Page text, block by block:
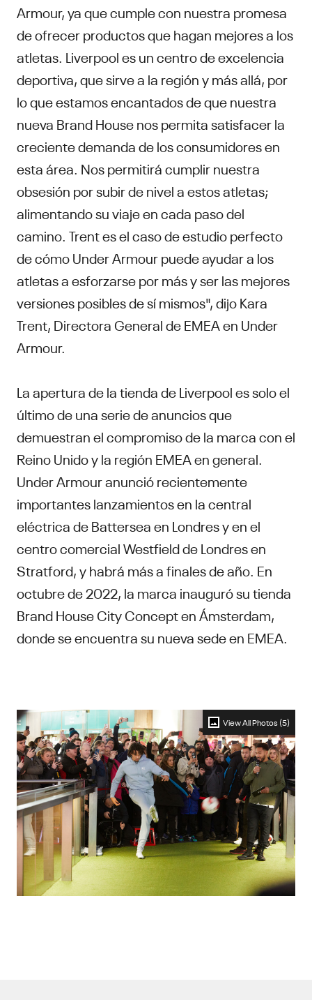
Armour, ya que cumple con nuestra promesa
de ofrecer productos que hagan mejores a los
atletas. Liverpool es un centro de excelencia
deportiva, que sirve a la región y más allá, por
lo que estamos encantados de que nuestra
nueva Brand House nos permita satisfacer la
creciente demanda de los consumidores en
esta área. Nos permitirá cumplir nuestra
obsesión por subir de nivel a estos atletas;
alimentando su viaje en cada paso del
camino. Trent es el caso de estudio perfecto
de cómo Under Armour puede ayudar a los
atletas a esforzarse por más y ser las mejores
versiones posibles de sí mismos", dijo Kara
Trent, Directora General de EMEA en Under
Armour.
La apertura de la tienda de Liverpool es solo el
último de una serie de anuncios que
demuestran el compromiso de la marca con el
Reino Unido y la región EMEA en general.
Under Armour anunció recientemente
importantes lanzamientos en la central
eléctrica de Battersea en Londres y en el
centro comercial Westfield de Londres en
Stratford, y habrá más a finales de año. En
octubre de 2022, la marca inauguró su tienda
Brand House City Concept en Ámsterdam,
donde se encuentra su nueva sede en EMEA.
View All Photos (5)